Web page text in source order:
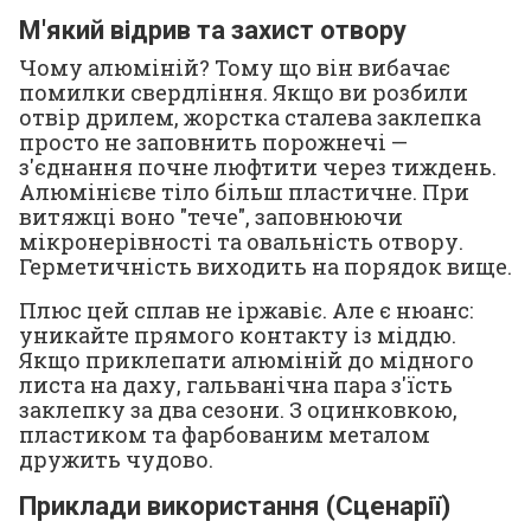
М'який відрив та захист отвору
Чому алюміній? Тому що він вибачає
помилки свердління. Якщо ви розбили
отвір дрилем, жорстка сталева заклепка
просто не заповнить порожнечі —
з'єднання почне люфтити через тиждень.
Алюмінієве тіло більш пластичне. При
витяжці воно "тече", заповнюючи
мікронерівності та овальність отвору.
Герметичність виходить на порядок вище.
Плюс цей сплав не іржавіє. Але є нюанс:
уникайте прямого контакту із міддю.
Якщо приклепати алюміній до мідного
листа на даху, гальванічна пара з'їсть
заклепку за два сезони. З оцинковкою,
пластиком та фарбованим металом
дружить чудово.
Приклади використання (Сценарії)